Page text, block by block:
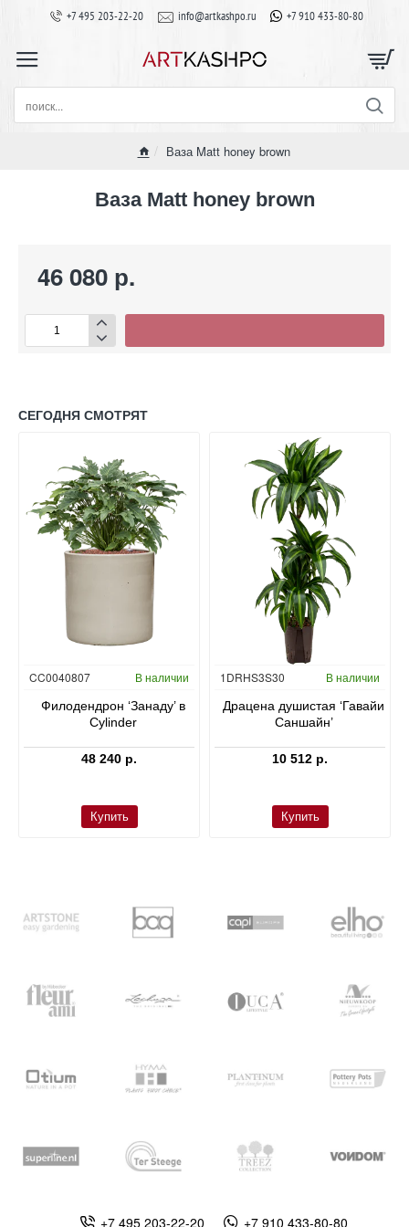
+7 495 203-22-20 info@artkashpo.ru +7 910 433-80-80
поиск...
Ваза Matt honey brown
Ваза Matt honey brown
46 080 р.
СЕГОДНЯ СМОТРЯТ
CC0040807 В наличии
Филодендрон ‘Занаду’ в
Cylinder
48 240 р.
Купить
Гидропоника
1DRHS3S30 В наличии
Драцена душистая ‘Гавайи
Саншайн’
10 512 р.
Купить
+7 495 203-22-20 +7 910 433-80-80